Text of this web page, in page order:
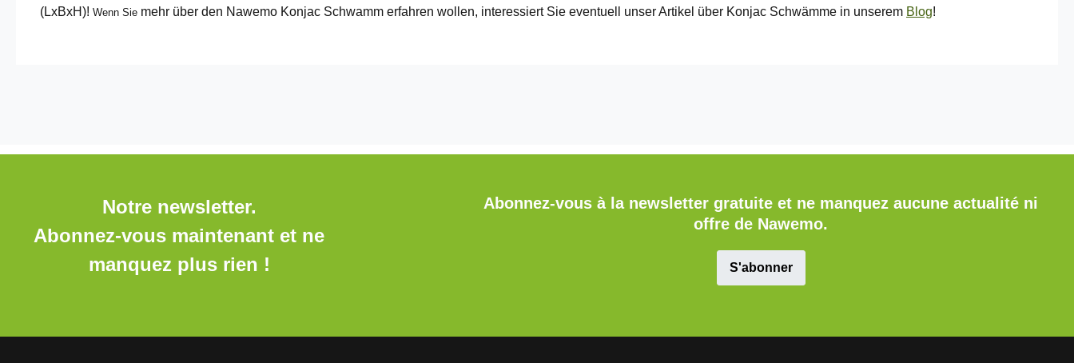
(LxBxH)! Wenn Sie mehr über den Nawemo Konjac Schwamm erfahren wollen, interessiert Sie eventuell unser Artikel über Konjac Schwämme in unserem Blog!
Notre newsletter.
Abonnez-vous maintenant et ne
manquez plus rien !
Abonnez-vous à la newsletter gratuite et ne manquez aucune actualité ni
offre de Nawemo.
S'abonner